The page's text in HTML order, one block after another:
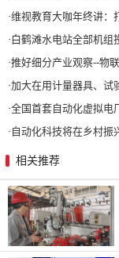
·维视教育大咖年终讲：
·白鹤滩水电站全部机组投产发电 世界最大清
·推好细分产业观察--物联网：2026年中
·加大在用计量器具、试验检测设备的自动
·全国首套自动化虚拟电厂系
· 自动化科技将在乡村振兴工作中
相关推荐